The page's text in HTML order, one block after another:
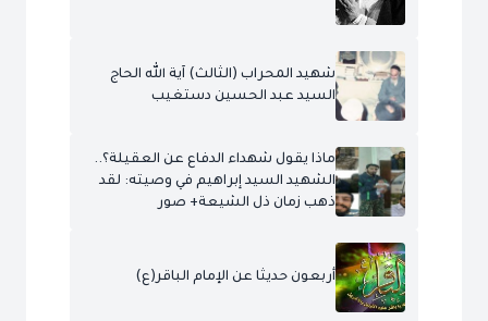
شهيد المحراب (الثالث) آية الله الحاج
السيد عبد الحسين دستغيب
ماذا يقول شهداء الدفاع عن العقيلة؟..
الشهيد السيد إبراهيم في وصيته: لقد
ذهب زمان ذل الشيعة+ صور
أربعون حديثا عن الإمام الباقر(ع)